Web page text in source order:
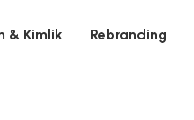
& Kimlik Rebranding